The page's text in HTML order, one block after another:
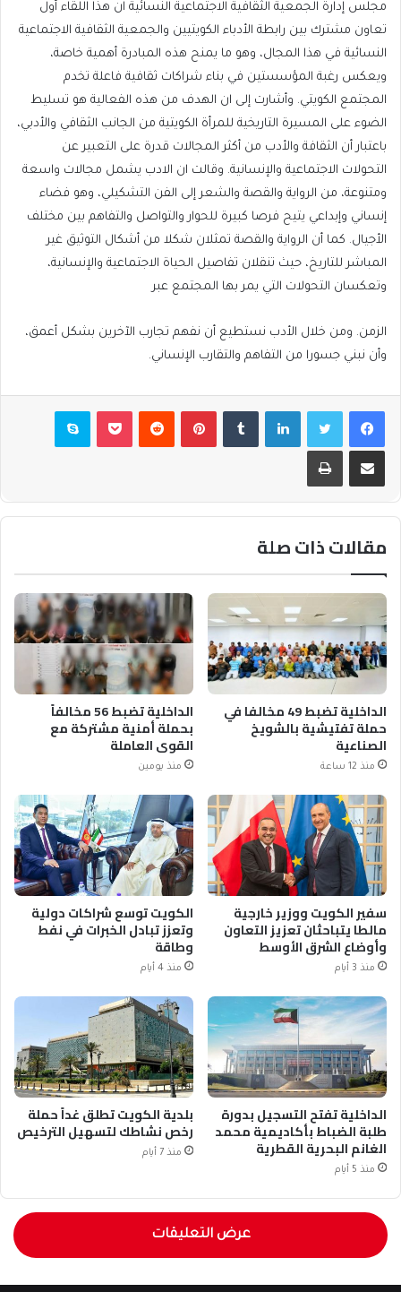
مجلس إدارة الجمعية الثقافية الاجتماعية النسائية ان هذا اللقاء أول
تعاون مشترك بين رابطة الأدباء الكويتيين والجمعية الثقافية الاجتماعية
النسائية في هذا المجال، وهو ما يمنح هذه المبادرة أهمية خاصة،
ويعكس رغبة المؤسستين في بناء شراكات ثقافية فاعلة تخدم
المجتمع الكويتي. وأشارت إلى ان الهدف من هذه الفعالية هو تسليط
الضوء على المسيرة التاريخية للمرأة الكويتية من الجانب الثقافي والأدبي،
باعتبار أن الثقافة والأدب من أكثر المجالات قدرة على التعبير عن
التحولات الاجتماعية والإنسانية. وقالت ان الادب يشمل مجالات واسعة
ومتنوعة، من الرواية والقصة والشعر إلى الفن التشكيلي، وهو فضاء
إنساني وإبداعي يتيح فرصا كبيرة للحوار والتواصل والتفاهم بين مختلف
الأجيال. كما أن الرواية والقصة تمثلان شكلا من أشكال التوثيق غير
المباشر للتاريخ، حيث تنقلان تفاصيل الحياة الاجتماعية والإنسانية،
وتعكسان التحولات التي يمر بها المجتمع عبر
الزمن. ومن خلال الأدب نستطيع أن نفهم تجارب الآخرين بشكل أعمق،
وأن نبني جسورا من التفاهم والتقارب الإنساني.
فيسبوكتويتر لينكدإن بينتيريست بوكيت سكايب
مشاركة عبر البريد طباعة
مقالات ذات صلة
الداخلية تضبط 49 مخالفا في
حملة تفتيشية بالشويخ
الصناعية
منذ 12 ساعة
الداخلية تضبط 56 مخالفاً
بحملة أمنية مشتركة مع
القوى العاملة
منذ يومين
سفير الكويت ووزير خارجية
مالطا يتباحثان تعزيز التعاون
وأوضاع الشرق الأوسط
منذ 3 أيام
الكويت توسع شراكات دولية
وتعزز تبادل الخبرات في نفط
وطاقة
منذ 4 أيام
الداخلية تفتح التسجيل بدورة
طلبة الضباط بأكاديمية محمد
الغانم البحرية القطرية
منذ 5 أيام
بلدية الكويت تطلق غداً حملة
رخص نشاطك لتسهيل الترخيص
منذ 7 أيام
عرض التعليقات